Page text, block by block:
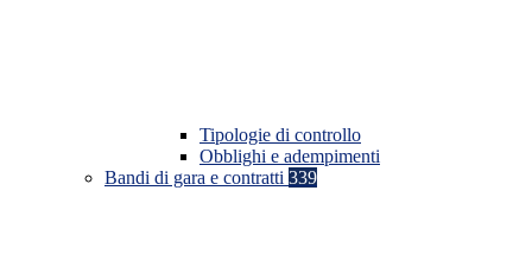
Tipologie di controllo
Obblighi e adempimenti
Bandi di gara e contratti 339